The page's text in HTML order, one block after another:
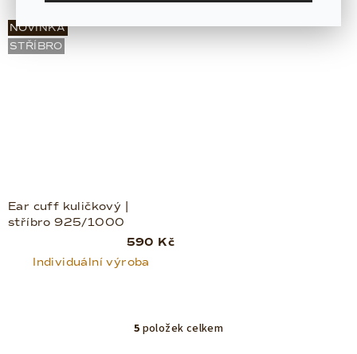
NOVINKA
STŘÍBRO
Ear cuff kuličkový |
stříbro 925/1000
590 Kč
Individuální výroba
5 položek celkem